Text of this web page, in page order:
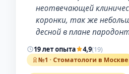
неотвечающей
коронки, так же
десной в плане
19 лет опыта 4,9(19)
№1 · Стоматологи в Москве